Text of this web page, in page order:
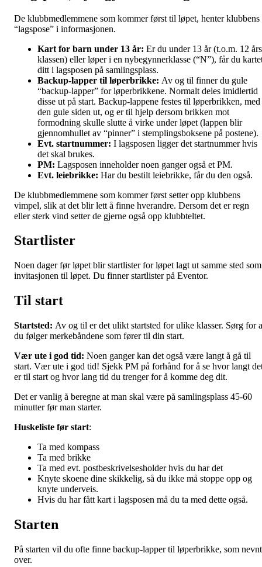
De klubbmedlemmene som kommer først til løpet, henter klubbens
“lagspose” i informasjonen.
Kart for barn under 13 år: Er du under 13 år (t.o.m. 12 års
klassen) eller løper i en nybegynnerklasse (“N”), får du
ditt i lagsposen på samlingsplass.
Backup-lapper til løperbrikke: Av og til finner du gule
“backup-lapper” for løperbrikkene. Normalt deles imidlertid
disse ut på start. Backup-lappene festes til løperbrikken, med
den gule siden ut, og er til hjelp dersom brikken mot
formodning skulle slutte å virke under løpet (lappen blir
gjennomhullet av “pinner” i stemplingsboksene på postene).
Evt. startnummer: I lagsposen ligger det startnummer hvis
det skal brukes.
PM: Lagsposen inneholder noen ganger også et PM.
Evt. leiebrikke: Har du bestilt leiebrikke, får du den også.
De klubbmedlemmene som kommer først setter opp klubbens
vimpel, slik at det blir lett å finne hverandre. Dersom det er regn
eller sterk vind setter de gjerne også opp klubbteltet.
Startlister
Noen dager før løpet blir startlister for løpet lagt ut samme sted som
invitasjonen til løpet. Du finner startlister på Eventor.
Til start
Startsted: Av og til er det ulikt startsted for ulike klasser. Sørg for
du følger merkebåndene som fører til din start.
Vær ute i god tid: Noen ganger kan det også være langt å gå til
start. Vær ute i god tid! Sjekk PM på forhånd for å se hvor langt
er til start og hvor lang tid du trenger for å komme deg dit.
Det er vanlig å beregne at man skal være på samlingsplass 45-60
minutter før man starter.
Huskeliste før start:
Ta med kompass
Ta med brikke
Ta med evt. postbeskrivelsesholder hvis du har det
Knyte skoene dine skikkelig, så du ikke må stoppe opp og
knyte underveis.
Hvis du har fått kart i lagsposen må du ta med dette også.
Starten
På starten vil du ofte finne backup-lapper til løperbrikke, som nevnt
over.